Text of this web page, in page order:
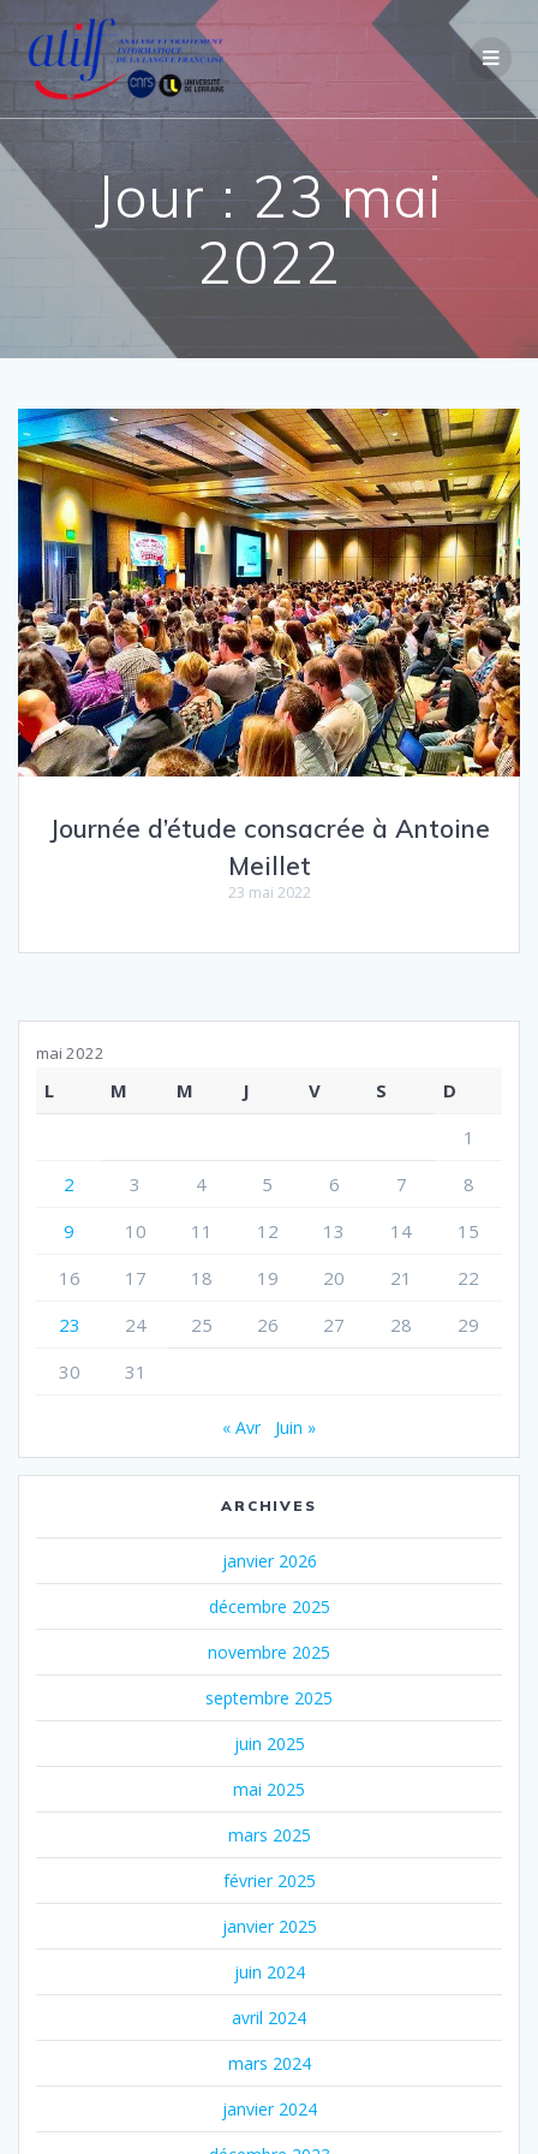
contenu
Jour :23 mai
2022
Journée d’étude consacrée à Antoine
Meillet
23 mai 2022
mai 2022
L M M J V S
D
1
2
3 4 5 6 7
8
9
10 11 12 13 14
15
16
17 18 19 20 21
22
23
24 25 26 27 28
29
30
31
« Avr Juin »
ARCHIVES
janvier 2026
décembre 2025
novembre 2025
septembre 2025
juin 2025
mai 2025
mars 2025
février 2025
janvier 2025
juin 2024
avril 2024
mars 2024
janvier 2024